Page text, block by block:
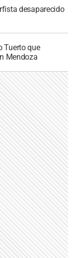
desaparecido
Tuerto que
Mendoza